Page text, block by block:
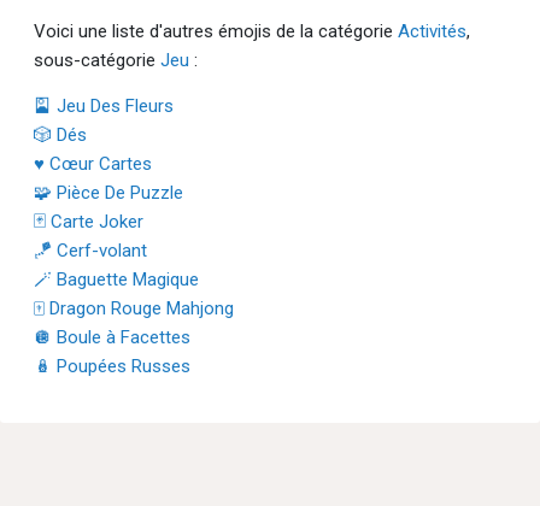
Voici une liste d'autres émojis de la catégorie Activités,
sous-catégorie Jeu :
🎴 Jeu Des Fleurs
🎲 Dés
♥ Cœur Cartes
🧩 Pièce De Puzzle
🃏 Carte Joker
🪁 Cerf-volant
🪄 Baguette Magique
🀄 Dragon Rouge Mahjong
🪩 Boule à Facettes
🪆 Poupées Russes